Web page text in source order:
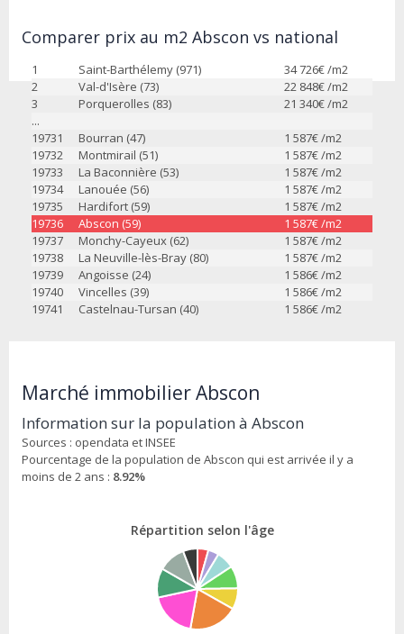
Comparer prix au m2 Abscon vs national
1 Saint-Barthélemy (971) 34 726€ /m2
2
Val-d'Isère (73) 22 848€ /m2
3
Porquerolles (83) 21 340€ /m2
...
19731
Bourran (47) 1 587€ /m2
19732
Montmirail (51) 1 587€ /m2
19733
La Baconnière (53) 1 587€ /m2
19734
Lanouée (56) 1 587€ /m2
19735
Hardifort (59) 1 587€ /m2
19736
Abscon (59) 1 587€ /m2
19737
Monchy-Cayeux (62) 1 587€ /m2
19738
La Neuville-lès-Bray (80) 1 587€ /m2
19739
Angoisse (24) 1 586€ /m2
19740
Vincelles (39) 1 586€ /m2
19741
Castelnau-Tursan (40) 1 586€ /m2
Marché immobilier Abscon
Information sur la population à Abscon
Sources : opendata et INSEE
Pourcentage de la population de Abscon qui est arrivée il y a
moins de 2 ans : 8.92%
Répartition selon l'âge